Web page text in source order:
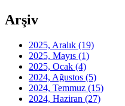
Arşiv
2025, Aralık (19)
2025, Mayıs (1)
2025, Ocak (4)
2024, Ağustos (5)
2024, Temmuz (15)
2024, Haziran (27)